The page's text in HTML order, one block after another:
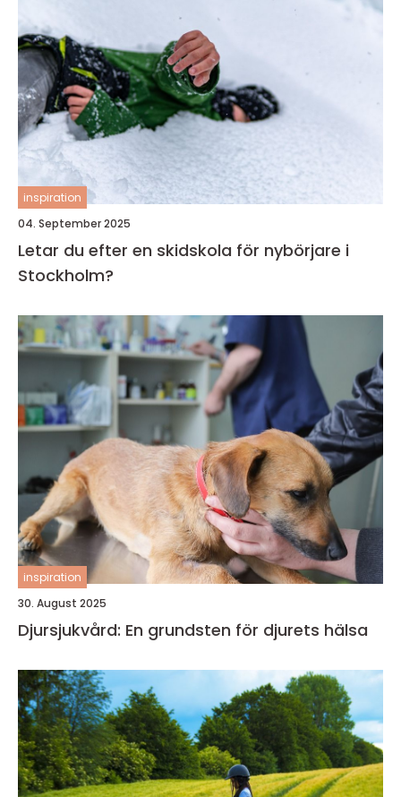
inspiration
04. September 2025
Letar du efter en skidskola för nybörjare i
Stockholm?
inspiration
30. August 2025
Djursjukvård: En grundsten för djurets hälsa